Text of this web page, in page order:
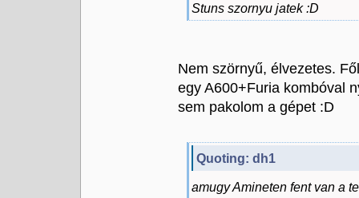
Stuns szornyu jatek :D
Nem szörnyű, élvezetes.
egy A600+Furia kombóval
sem pakolom a gépet :D
Quoting: dh1
amugy Amineten fent van a